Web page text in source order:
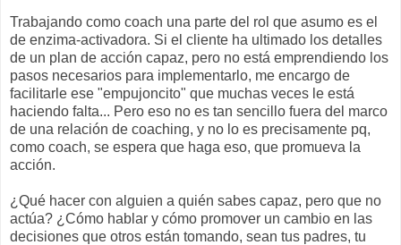
Trabajando como coach una parte del rol que asumo es el
de enzima-activadora. Si el cliente ha ultimado los detalles
de un plan de acción capaz, pero no está emprendiendo los
pasos necesarios para implementarlo, me encargo de
facilitarle ese "empujoncito" que muchas veces le está
haciendo falta... Pero eso no es tan sencillo fuera del marco
de una relación de coaching, y no lo es precisamente pq,
como coach, se espera que haga eso, que promueva la
acción.
¿Qué hacer con alguien a quién sabes capaz, pero que no
actúa? ¿Cómo hablar y cómo promover un cambio en las
decisiones que otros están tomando, sean tus padres, tu